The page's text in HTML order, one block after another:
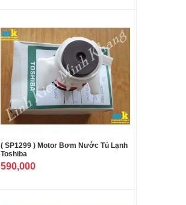
( SP1299 ) Motor Bơm Nước Tủ Lạnh
Toshiba
590,000